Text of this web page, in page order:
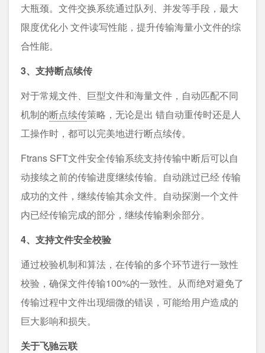
大瓶颈。文件交换系统通过队列、并发等手段，最大
限度优化小 文件读写性能，提升传输海量小文件的综
合性能。
3、支持断点续传
对于常规文件、巨型文件和海量文件，自动匹配不同
机制的断点续传策略，无论是出 错自动重传时还是人
工操作时，都可以完美地进行断点续传。
Ftrans SFT文件安全传输系统支持传输中断后可以自
动接续之前的传输进度继续传输。自动跳过已经 传输
成功的文件，继续传输其余文件。自动探测一个文件
内已经传输完成的部分，继续传输剩余部分。
4、支持文件安全校验
通过校验机制和算法，在传输的多个环节进行一致性
校验，确保文件传输100%的一致性。从而绝对避免了
传输过程中文件出现细微的错误，可能给用户造成的
巨大影响和损失。
关于飞驰云联